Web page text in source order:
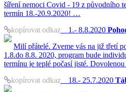
šíření nemoci Covid - 19 z původního
termín 18.-20.9.2020! …
kopírovat odkaz 1.- 8.8.2020
Milí přátelé. Zveme vás na již třetí
1.8.do 8.8. 2020, program bude
termínu je teplé počasí jisté.
kopírovat odkaz 18.- 25.7.2020